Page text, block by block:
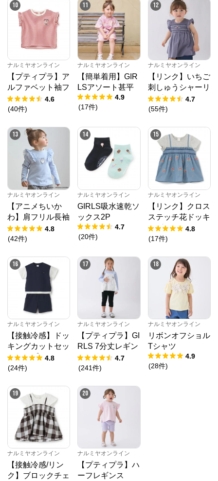
10
ナルミヤオンライン
【プティプラ】ア
ルファベット袖フ
リルTシャツ
4.6
(40件)
11
ナルミヤオンライン
【簡単着用】GIR
LSアソート甚平
4.9
(17件)
12
ナルミヤオンライン
【リンク】いちご
刺しゅうシャーリ
ングチュニック
4.7
(55件)
13
ナルミヤオンライン
【アニメちいか
わ】肩フリル長袖
Tシャツ
4.8
(42件)
14
ナルミヤオンライン
GIRLS吸水速乾ソ
ックス2P
4.7
(20件)
15
ナルミヤオンライン
【リンク】クロス
ステッチ花ドッキ
ングTシャツ
4.8
(17件)
16
ナルミヤオンライン
【接触冷感】ドッ
キングカットセッ
トアップ
4.8
(24件)
17
ナルミヤオンライン
【プティプラ】GI
RLS 7分丈レギン
ス
4.7
(241件)
18
ナルミヤオンライン
リボンオフショル
Tシャツ
4.9
(28件)
19
ナルミヤオンライン
【接触冷感/リン
ク】ブロックチェ
20
ナルミヤオンライン
【プティプラ】ハ
ーフレギンス